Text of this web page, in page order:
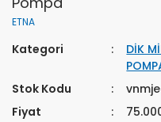
ETNA
Kategori
DİK
Stok Kodu
Fiyat